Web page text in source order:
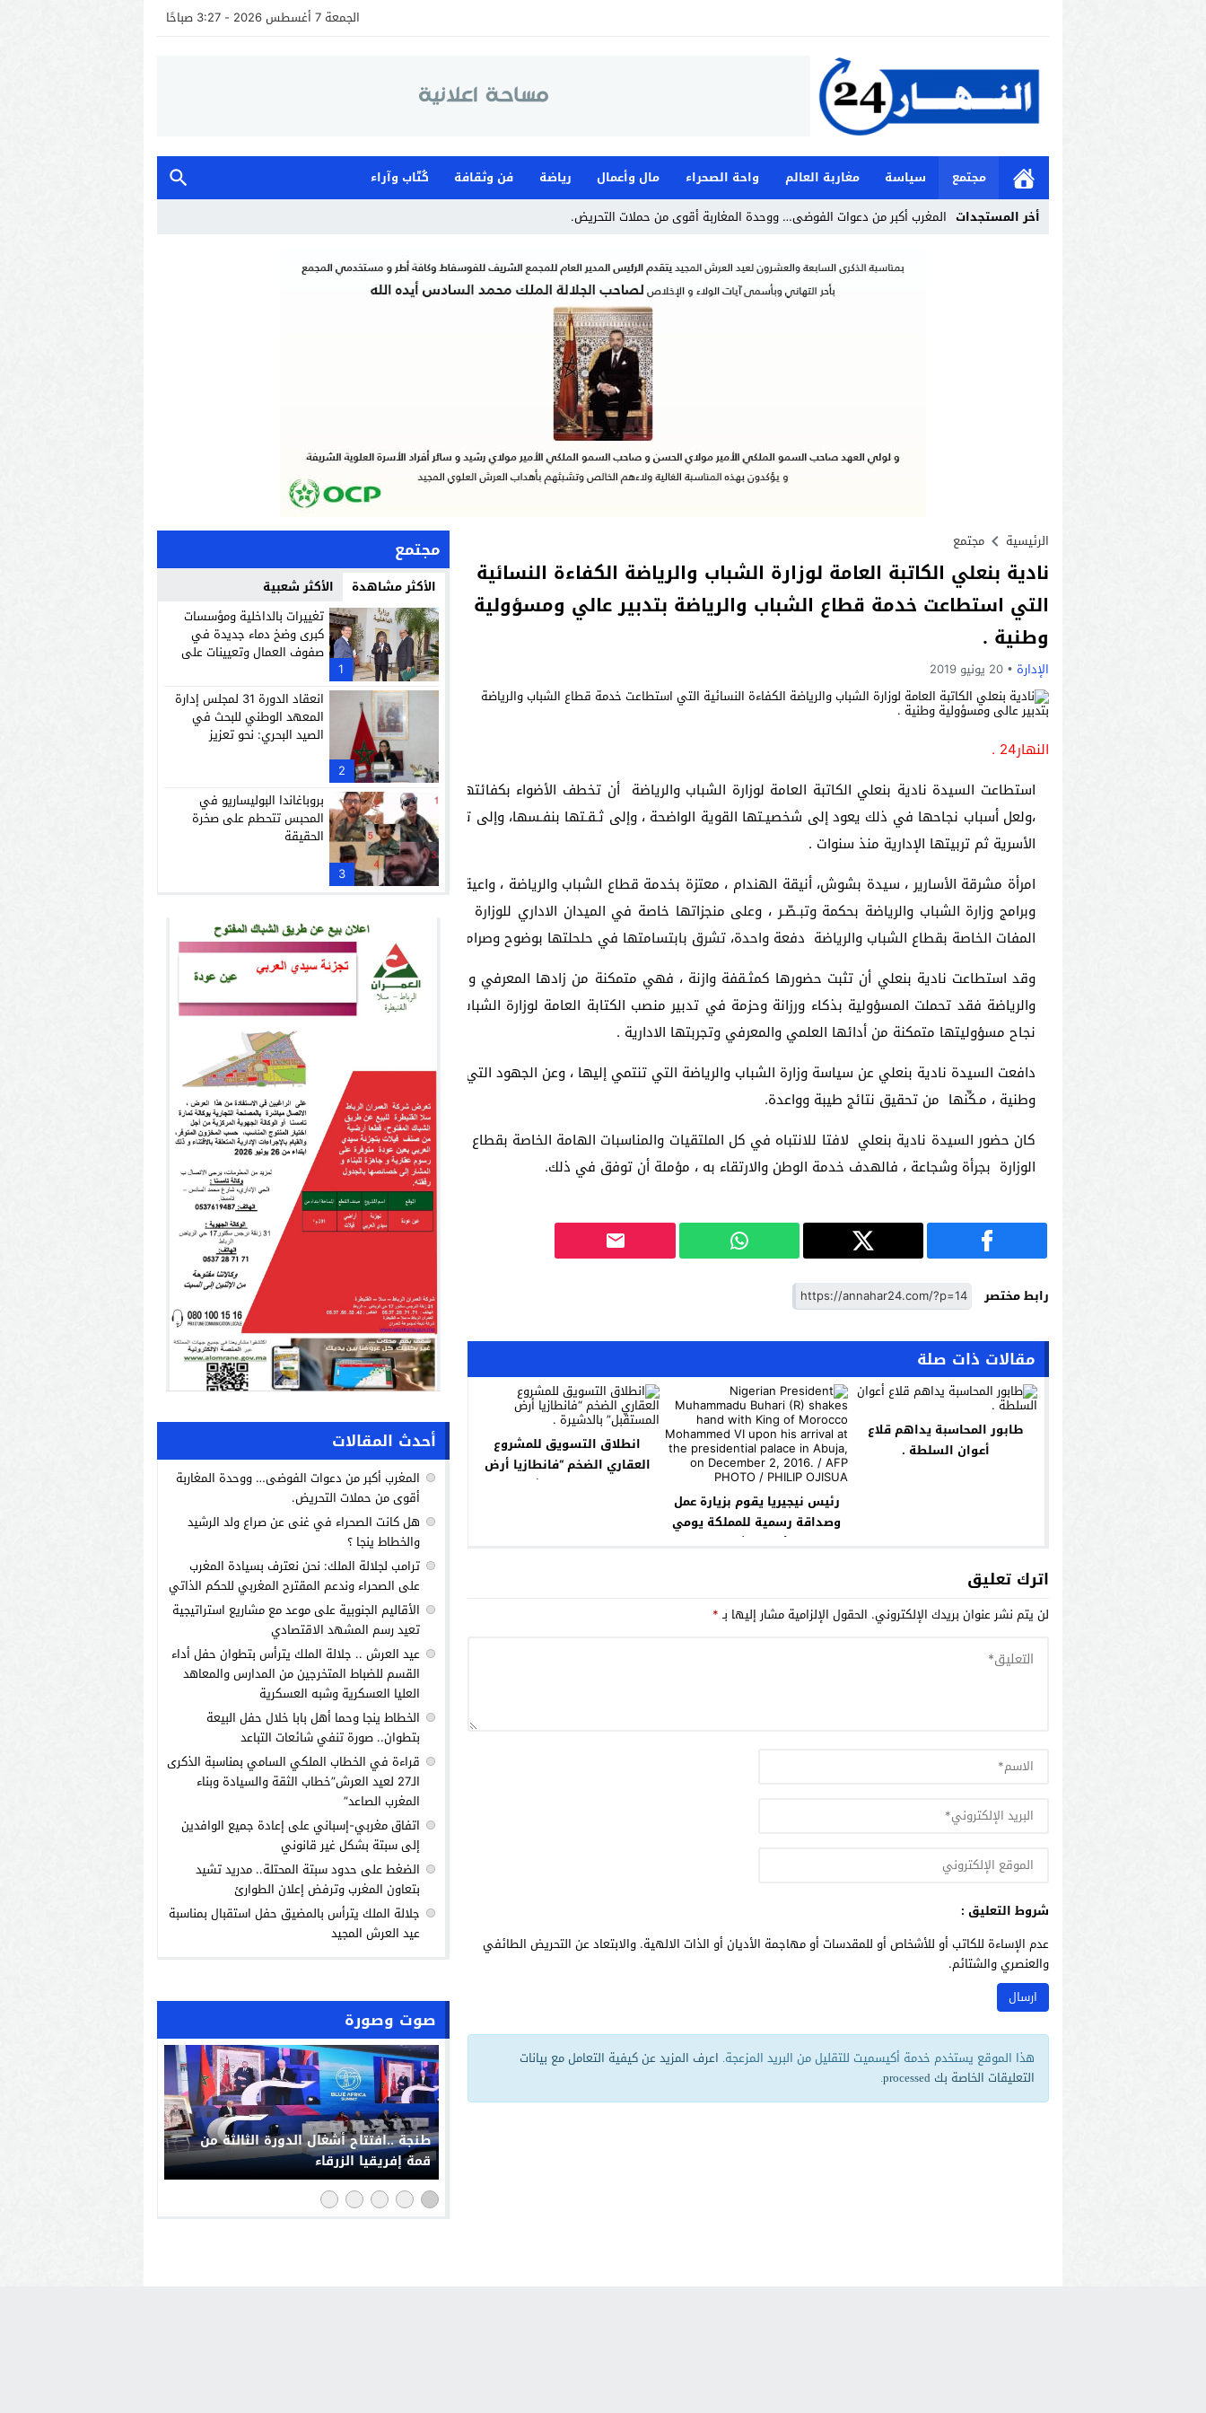
الجمعة 7 أغسطس 2026 - 3:27 صباحًا
مجتمع سياسة مغاربة العالم واحة الصحراء مال وأعمال رياضة فن وثقافة
كُتّاب وآراء
أخر المستجدات المغرب أكبر من دعوات الفوضى… ووحدة المغاربة أقوى من حملات التحريض.
الرئيسية مجتمع
نادية بنعلي الكاتبة العامة لوزارة الشباب والرياضة الكفاءة النسائية
التي استطاعت خدمة قطاع الشباب والرياضة بتدبير عالي ومسؤولية
وطنية .
الإدارة 20 يونيو 2019
النهار24 .
استطاعت السيدة نادية بنعلي الكاتبة العامة لوزارة الشباب والرياضة أن تخطف الأضواء بكفائتها وحنكتها الادارية ، مند تقلدها مهام الكتابة العامة
،ولعل أسباب نجاحها في ذلك يعود إلى شخصيـتها القوية الواضحة ، وإلى ثـقـتها بنفـسها، وإلى تمكنها من تخصصها إطارة موفقة ،دون أن أغفل تربيتها
الأسرية ثم تربيتها الإدارية منذ سنوات .
امرأة مشرقة الأسارير ، سيدة بشوش، أنيقة الهندام ، معتزة بخدمة قطاع الشباب والرياضة ، واعية بالمسؤولية الملقاة على عاتـقها ، مدافعة عن سياسة
وبرامج وزارة الشباب والرياضة بحكمة وتبـصّـر ، وعلى منجزاتها خاصة في الميدان الاداري للوزارة ، حذرة في عملها من أي هفوة ، كلما تقاطرت عليها
المفات الخاصة بقطاع الشباب والرياضة دفعة واحدة، تشرق بابتسامتها في حلحلتها بوضوح وصرامة وحسن أداء.
وقد استطاعت نادية بنعلي أن تثبت حضورها كمثـقفة وازنة ، فهي متمكنة من زادها المعرفي والتجريبي ، وعلى الرغم من صعوبة المهام بوزارة الشباب
والرياضة فقد تحملت المسؤولية بذكاء ورزانة وحزمة في تدبير منصب الكتابة العامة لوزارة الشباب والرياضة ، متحدية بصرامتها ووثوقها من عملها في
نجاح مسؤوليتها متمكنة من أدائها العلمي والمعرفي وتجربتها الادارية .
دافعت السيدة نادية بنعلي عن سياسة وزارة الشباب والرياضة التي تنتمي إليها ، وعن الجهود التي تبذل من أجل علاج المشاكل الوزارك بروح جماعية ، وروح
وطنية ، مـكِّنها من تحقيق نتائج طيبة وواعدة.
كان حضور السيدة نادية بنعلي لافتا للانتباه في كل الملتقيات والمناسبات الهامة الخاصة بقطاع الشباب والرياضة ، وتمكنها من تنفيذ البرامج في ميدان
الوزارة بجرأة وشجاعة ، فالهدف خدمة الوطن والارتقاء به ، مؤملة أن توفق في ذلك.
رابط مختصر
مقالات ذات صلة
طابور المحاسبة يداهم قلاع
أعوان السلطة .
رئيس نيجيريا يقوم بزيارة عمل
وصداقة رسمية للمملكة يومي
الأحد والاثنين.
انطلاق التسويق للمشروع
العقاري الضخم “فانطازيا أرض
المستقبل” بالدشيرة .
اترك تعليق
لن يتم نشر عنوان بريدك الإلكتروني. الحقول الإلزامية مشار إليها بـ*
شروط التعليق :
عدم الإساءة للكاتب أو للأشخاص أو للمقدسات أو مهاجمة الأديان أو الذات الالهية. والابتعاد عن التحريض الطائفي
والعنصري والشتائم.
هذا الموقع يستخدم خدمة أكيسميت للتقليل من البريد المزعجة. اعرف المزيد عن كيفية التعامل مع بيانات
التعليقات الخاصة بك processed
.
مجتمع
الأكثر مشاهدة الأكثر شعبية
1
تغييرات بالداخلية ومؤسسات
كبرى وضخ دماء جديدة في
صفوف العمال وتعيينات على
2
انعقاد الدورة 31 لمجلس إدارة
المعهد الوطني للبحث في
الصيد البحري: نحو تعزيز
3
بروباغاندا البوليساريو في
المحبس تتحطم على صخرة
الحقيقة
صوت وصورة
طنجة ..افتتاح أشغال الدورة الثالثة من
قمة إفريقيا الزرقاء
أحدث المقالات
المغرب أكبر من دعوات الفوضى… ووحدة المغاربة
أقوى من حملات التحريض.
هل كانت الصحراء في غنى عن صراع ولد الرشيد
والخطاط ينجا ؟
ترامب لجلالة الملك: نحن نعترف بسيادة المغرب
على الصحراء وندعم المقترح المغربي للحكم الذاتي
الأقاليم الجنوبية على موعد مع مشاريع استراتيجية
تعيد رسم المشهد الاقتصادي
عيد العرش .. جلالة الملك يترأس بتطوان حفل أداء
القسم للضباط المتخرجين من المدارس والمعاهد
العليا العسكرية وشبه العسكرية
الخطاط ينجا وحما أهل بابا خلال حفل البيعة
بتطوان.. صورة تنفي شائعات التباعد
قراءة في الخطاب الملكي السامي بمناسبة الذكرى
الـ27 لعيد العرش”خطاب الثقة والسيادة وبناء
المغرب الصاعد”
اتفاق مغربي-إسباني على إعادة جميع الوافدين
إلى سبتة بشكل غير قانوني
الضغط على حدود سبتة المحتلة.. مدريد تشيد
بتعاون المغرب وترفض إعلان الطوارئ
جلالة الملك يترأس بالمضيق حفل استقبال بمناسبة
عيد العرش المجيد